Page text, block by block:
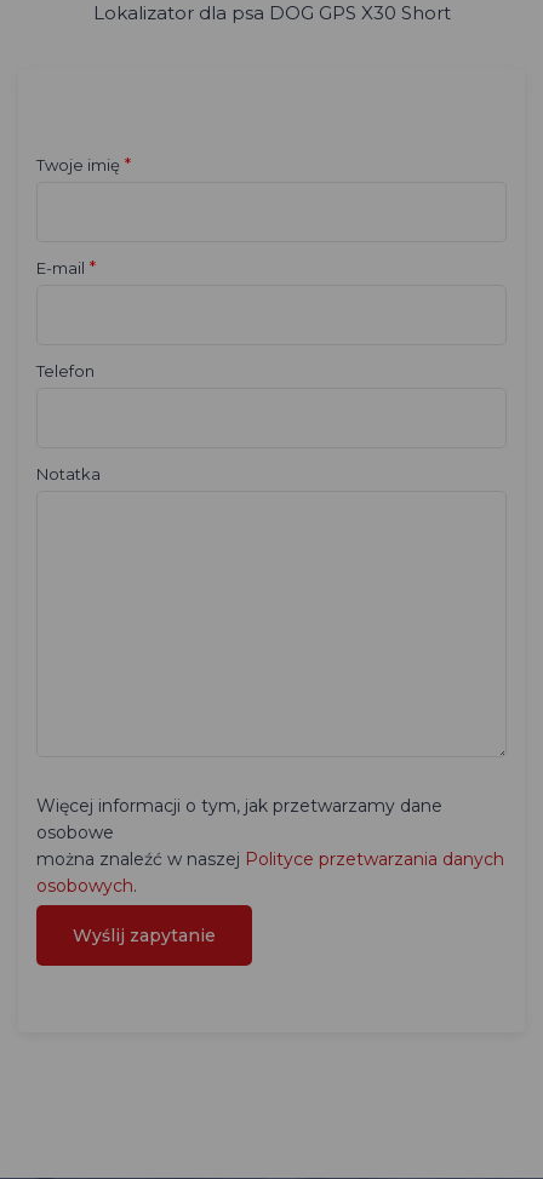
Lokalizator dla psa DOG GPS X30 Short
Twoje imię *
E-mail *
Telefon
Notatka
Więcej informacji o tym, jak przetwarzamy dane
osobowe
można znaleźć w naszej Polityce przetwarzania danych
osobowych.